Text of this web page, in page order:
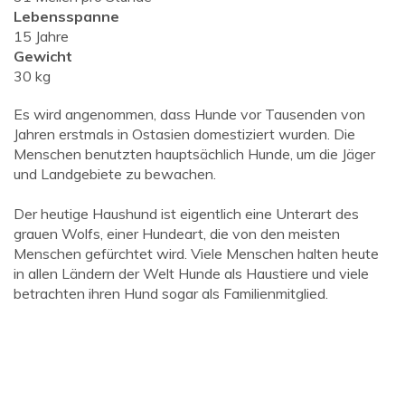
Lebensspanne
15 Jahre
Gewicht
30 kg
Es wird angenommen, dass Hunde vor Tausenden von
Jahren erstmals in Ostasien domestiziert wurden. Die
Menschen benutzten hauptsächlich Hunde, um die Jäger
und Landgebiete zu bewachen.
Der heutige Haushund ist eigentlich eine Unterart des
grauen Wolfs, einer Hundeart, die von den meisten
Menschen gefürchtet wird. Viele Menschen halten heute
in allen Ländern der Welt Hunde als Haustiere und viele
betrachten ihren Hund sogar als Familienmitglied.